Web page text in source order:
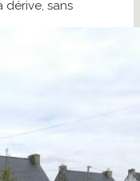
dérive, sans